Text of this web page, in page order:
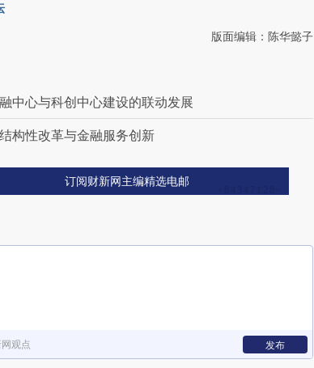
版面编辑：陈华懿子
中心与科创中心建设的联动发展
构性改革与金融服务创新
订阅财新网主编精选电邮
观点 发布